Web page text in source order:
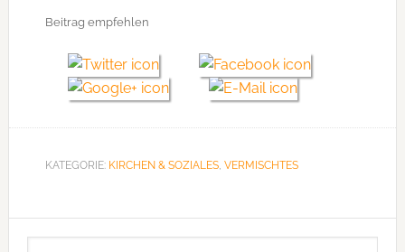
Beitrag empfehlen
KATEGORIE: KIRCHEN & SOZIALES, VERMISCHTES
Seitenspalte